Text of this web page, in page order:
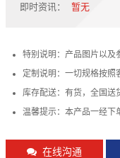
即时资讯：
暂无
特别说明：产品图片以及
定制说明：一切规格按照
库存配送：有货，全国送
温馨提示：本产品一经下
在线沟通